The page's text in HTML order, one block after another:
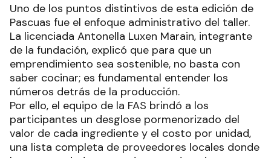
Uno de los puntos distintivos de esta edición de
Pascuas fue el enfoque administrativo del taller.
La licenciada Antonella Luxen Marain, integrante
de la fundación, explicó que para que un
emprendimiento sea sostenible, no basta con
saber cocinar; es fundamental entender los
números detrás de la producción.
Por ello, el equipo de la FAS brindó a los
participantes un desglose pormenorizado del
valor de cada ingrediente y el costo por unidad,
una lista completa de proveedores locales donde